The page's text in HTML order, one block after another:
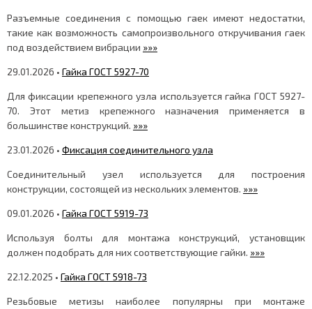
Разъемные соединения с помощью гаек имеют недостатки,
такие как возможность самопроизвольного откручивания гаек
под воздействием вибрации »»»
29.01.2026 • Гайка ГОСТ 5927-70
Для фиксации крепежного узла используется гайка ГОСТ 5927-
70. Этот метиз крепежного назначения применяется в
большинстве конструкций. »»»
23.01.2026 • Фиксация соединительного узла
Соединительный узел используется для построения
конструкции, состоящей из нескольких элементов. »»»
09.01.2026 • Гайка ГОСТ 5919-73
Используя болты для монтажа конструкций, установщик
должен подобрать для них соответствующие гайки. »»»
22.12.2025 • Гайка ГОСТ 5918-73
Резьбовые метизы наиболее популярны при монтаже